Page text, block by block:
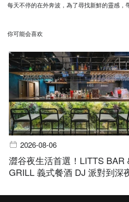
每天不停的在外奔波，為了尋找新鮮的靈感，
你可能会喜欢
2026-08-06
澀谷夜生活首選！LITTS BAR
GRILL 義式餐酒 DJ 派對到深